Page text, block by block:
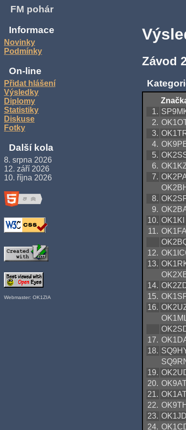
FM pohár
Informace
Novinky
Podmínky
On-line
Přidat hlášení
Výsledky
Diplomy
Statistiky
Diskuse
Fotky
Další kola
8. srpna 2026
12. září 2026
10. října 2026
Webmaster: OK1ZIA
Závod
1.
2.
3.
4.
5.
6.
7.
8.
9.
10. OK1KI
11.
12.
13.
14.
15.
16.
17.
18.
19.
20.
21.
22.
23.
24.